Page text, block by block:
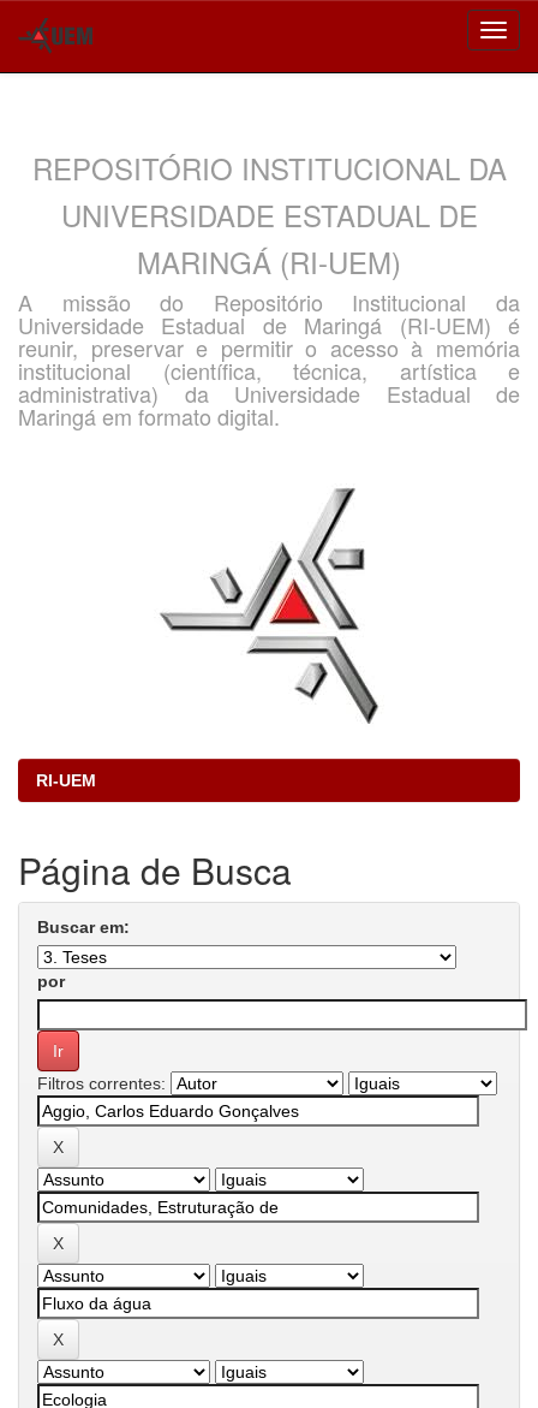
REPOSITÓRIO INSTITUCIONAL DA
UNIVERSIDADE ESTADUAL DE
MARINGÁ (RI-UEM)
A missão do Repositório Institucional da
Universidade Estadual de Maringá (RI-UEM) é
reunir, preservar e permitir o acesso à memória
institucional (científica, técnica, artística e
administrativa) da Universidade Estadual de
Maringá em formato digital.
RI-UEM
Página de Busca
Buscar em:
por
Filtros correntes: